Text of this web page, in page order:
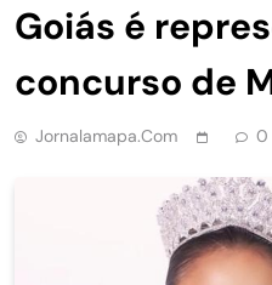
Goiás é
concurso de
Jornalamapa.com 0